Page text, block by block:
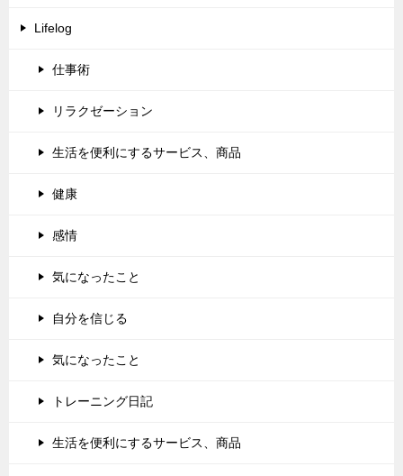
Lifelog
仕事術
リラクゼーション
生活を便利にするサービス、商品
健康
感情
気になったこと
自分を信じる
気になったこと
トレーニング日記
生活を便利にするサービス、商品